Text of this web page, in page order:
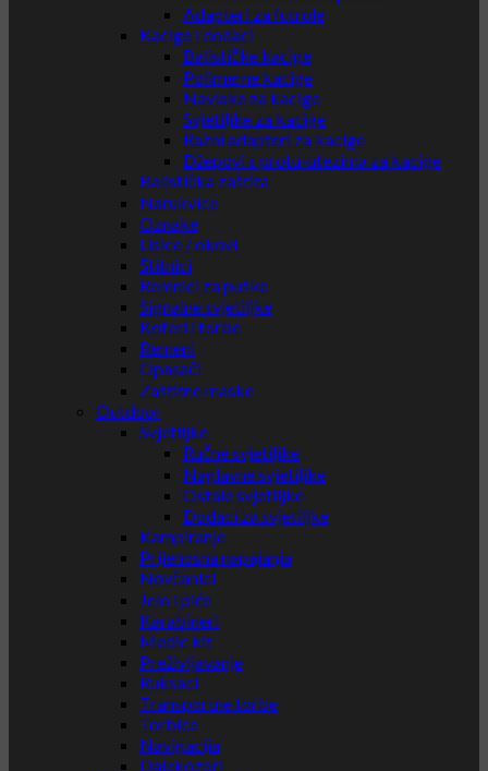
Adapteri za futrole
Kacige i dodaci
Balističke kacige
Polimerne kacige
Navlake za kacige
Svjetiljke za kacige
Razni adapteri za kacige
Džepovi s protu-utezima za kacige
Balistička zaštita
Narukvice
Oznake
Lisice / okovi
Štitnici
Remnici za puške
Signalne svjetiljke
Koferi i torbe
Remeni
Opasači
Zaštitne maske
Outdoor
Svjetiljke
Ručne svjetiljke
Naglavne svjetiljke
Ostale svjetiljke
Dodaci za svjetiljke
Kampiranje
Prijenosna napajanja
Novčanici
Jelo i piće
Karabineri
Medic kit
Preživljavanje
Ruksaci
Transportne torbe
Torbice
Navigacija
Dalekozori